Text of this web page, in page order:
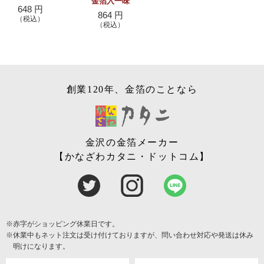
648 円
（税込） 864 円
（税込）
創業120年、金箔のことなら
金沢の金箔メーカー
【かなざわカタニ・ドットコム】
※赤字がショッピング休業日です。
※休業中もネット注文は受け付けておりますが、問い合わせ対応や発送は休み
明けになります。